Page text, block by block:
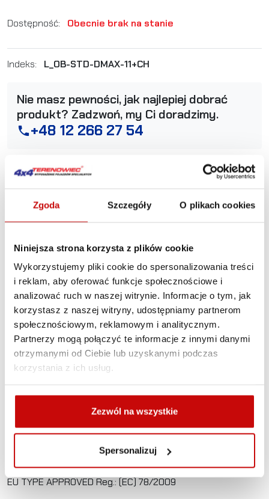
Zgoda Szczegóły O plikach cookies
Niniejsza strona korzysta z plików cookie
Wykorzystujemy pliki cookie do spersonalizowania treści
i reklam, aby oferować funkcje społecznościowe i
analizować ruch w naszej witrynie. Informacje o tym, jak
korzystasz z naszej witryny, udostępniamy partnerom
społecznościowym, reklamowym i analitycznym.
Partnerzy mogą połączyć te informacje z innymi danymi
otrzymanymi od Ciebie lub uzyskanymi podczas
korzystania z ich usług.
Zezwól na wszystkie
Spersonalizuj
Dostępność: Obecnie brak na stanie
Indeks: L_OB-STD-DMAX-11+CH
Nie masz pewności, jak najlepiej dobrać
produkt? Zadzwoń, my Ci doradzimy.
phone+48 12 266 27 54
Zasady dostawy Polityka prywatności
Opis produktu
Orurowanie przednie
z poprzeczką Isuzu D-Max
2011+, homologacja, stal
nierdzewna, chrom, rura
90mm
jest przeznaczona dla kierowców który chcą dodać
ochrony przy jednoczesnym zachowaniu ekskluzywnego
wyglądu i połysku dzięki wykonaniu ze stali nierdzewnej.
CRASH TESTED zgodny z rozporządzeniem EC 78/2009
EU TYPE APPROVED Reg.: (EC) 78/2009